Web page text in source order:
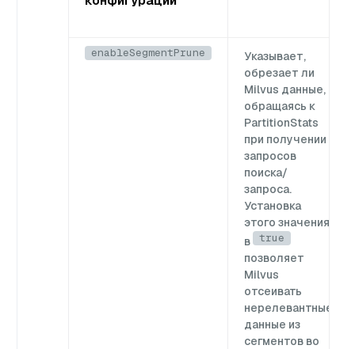
enableSegmentPrune
Указывает,
обрезает ли
Milvus данные,
обращаясь к
PartitionStats
при получении
запросов
поиска/
запроса.
Установка
этого значения
в
true
позволяет
Milvus
отсеивать
нерелевантные
данные из
сегментов во